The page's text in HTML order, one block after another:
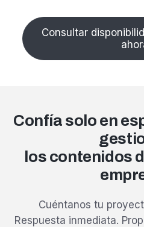
Consultar
Confía solo en
los contenidos
Cuéntanos tu
Respuesta inmediata.